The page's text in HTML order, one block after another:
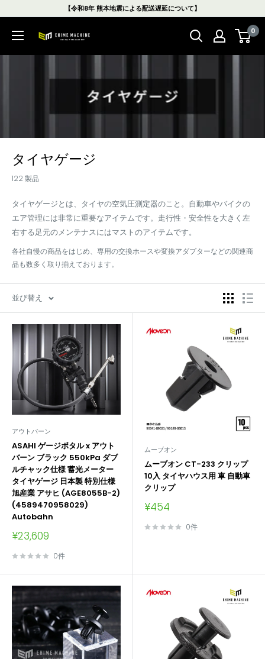
ン
【令和8年 熊本地震による配送遅延について】
エ
0
タイヤゲージ
122 製品
タイヤゲージとは、タイヤの空気圧測定器のこと。自動車やバイクの
エア管理には非常に重要なアイテムです。走行性・安全性を大きく左
右する足元のメンテナスにはマストのアイテムです。
各社自慢の商品をはじめ、専用の交換ホースや変換アダプターなどの関連商
品も数多く取り揃えております。
並び替え
アウトバーン
ASAHI ゲージボタル x アウト
バーン ブラック 550kPa ダブ
ルチャック仕様 蓄光メーター
タイヤゲージ 日本製 特別仕様
旭産業 アサヒ (AGE8055B-2)
(4589470958029)
Autobahn
販
価
¥23,609
0件
ムーブオン
ムーブオン CT-233 クリップ
10入 タイヤハウス用 車 自動車
クリップ
販
価
¥454
0件